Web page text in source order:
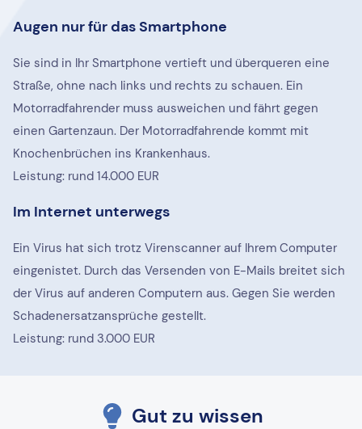
Augen nur für das Smartphone
Sie sind in Ihr Smartphone vertieft und überqueren eine
Straße, ohne nach links und rechts zu schauen. Ein
Motorradfahrender muss ausweichen und fährt gegen
einen Gartenzaun. Der Motorradfahrende kommt mit
Knochenbrüchen ins Krankenhaus.
Leistung: rund 14.000 EUR
Im Internet unterwegs
Ein Virus hat sich trotz Virenscanner auf Ihrem Computer
eingenistet. Durch das Versenden von E-Mails breitet sich
der Virus auf anderen Computern aus. Gegen Sie werden
Schadenersatzansprüche gestellt.
Leistung: rund 3.000 EUR
Gut zu wissen